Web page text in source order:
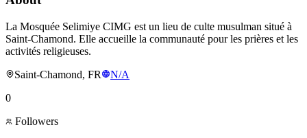
La Mosquée Selimiye CIMG est un lieu de culte musulman situé à
Saint-Chamond. Elle accueille la communauté pour les prières et les
activités religieuses.
Saint-Chamond, FR
N/A
0
Followers